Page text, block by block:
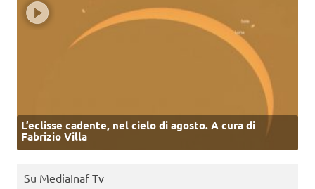
L’eclisse cadente, nel cielo di agosto. A cura di
Fabrizio Villa
Su MediaInaf Tv